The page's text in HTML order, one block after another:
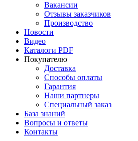
Вакансии
Отзывы заказчиков
Производство
Новости
Видео
Каталоги PDF
Покупателю
Доставка
Способы оплаты
Гарантия
Наши партнеры
Специальный заказ
База знаний
Вопросы и ответы
Контакты